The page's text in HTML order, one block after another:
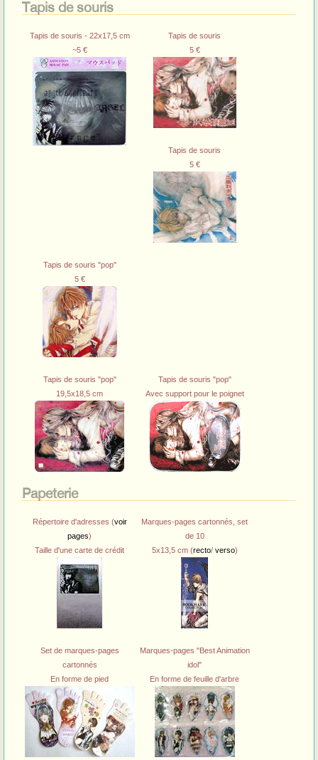
Tapis de souris
Tapis de souris - 22x17,5 cm
~5 €
Tapis de souris
5 €
Tapis de souris
5 €
Tapis de souris "pop"
5 €
Tapis de souris "pop"
19,5x18,5 cm
Tapis de souris "pop"
Avec support pour le poignet
Papeterie
Répertoire d'adresses (voir
pages)
Taille d'une carte de crédit
Marques-pages cartonnés, set
de 10
5x13,5 cm (recto/ verso)
Set de marques-pages
cartonnés
En forme de pied
Marques-pages "Best Animation
idol"
En forme de feuille d'arbre